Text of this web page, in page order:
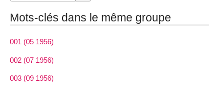
Mots-clés dans le même groupe
001 (05 1956)
002 (07 1956)
003 (09 1956)